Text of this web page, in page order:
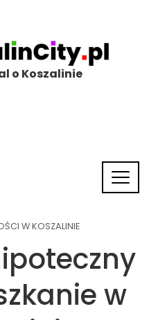
o Koszalinie
W KOSZALINIE
w